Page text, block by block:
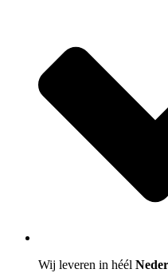
Wij leveren in héél